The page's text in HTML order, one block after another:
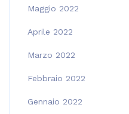
Maggio 2022
Aprile 2022
Marzo 2022
Febbraio 2022
Gennaio 2022